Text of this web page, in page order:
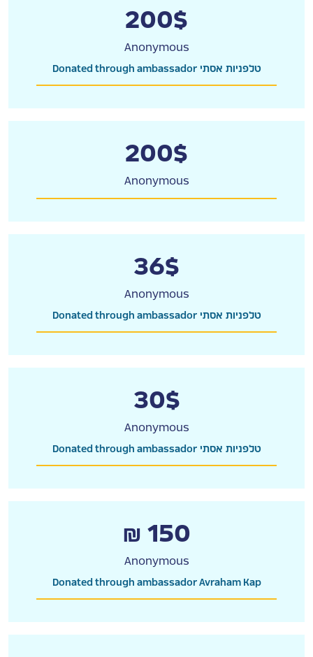
200$
Anonymous
Donated through ambassador טלפניות אסתי
200$
Anonymous
36$
Anonymous
Donated through ambassador טלפניות אסתי
30$
Anonymous
Donated through ambassador טלפניות אסתי
₪ 150
Anonymous
Donated through ambassador Avraham Kap